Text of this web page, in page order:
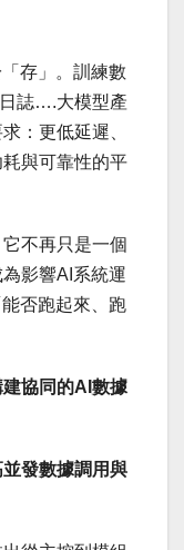
存」。訓練數
誌….大模型產
：更低延遲、
與可靠性的平
不再只是一個
影響AI系統運
否跑起來、跑
協同的AI數據
並發數據調用與